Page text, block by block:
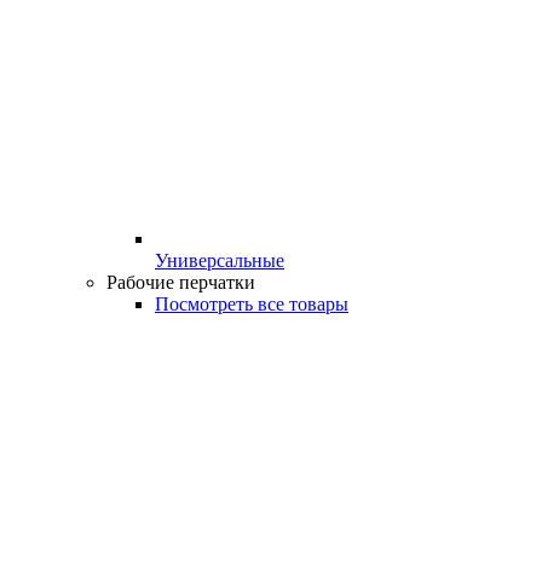
Универсальные
Рабочие перчатки
Посмотреть все товары